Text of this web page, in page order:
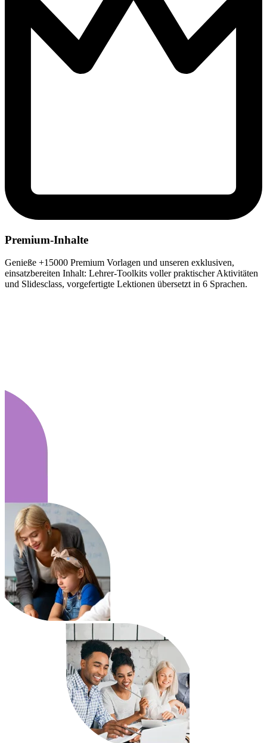
Premium-Inhalte
Genieße +15000 Premium Vorlagen und unseren exklusiven,
einsatzbereiten Inhalt: Lehrer-Toolkits voller praktischer Aktivitäten
und Slidesclass, vorgefertigte Lektionen übersetzt in 6 Sprachen.